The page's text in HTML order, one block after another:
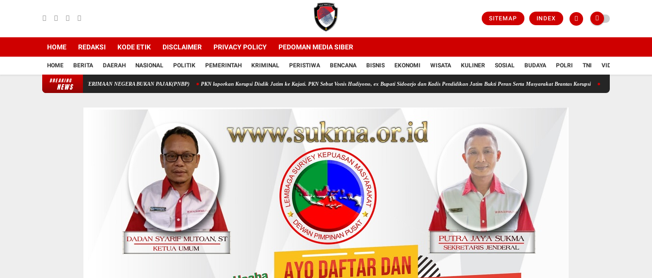
SITEMAP INDEX
HOME REDAKSI KODE ETIK DISCLAIMER PRIVACY POLICY PEDOMAN MEDIA SIBER
HOME BERITA DAERAH NASIONAL POLITIK PEMERINTAH KRIMINAL PERISTIWA BENCANA BISNIS EKONOMI WISATA KULINER SOSIAL BUDAYA POLRI TNI VIDIO
BREAKING
NEWS
MELALUI PENERIMAAN NEGERA BUKAN PAJAK(PNBP) PKN laporkan Korupsi Disdik Jatim ke Kajati. PKN Sebut Vonis Hudiyono, ex Bupati Sidoarjo dan Kadis Pendidikan Jatim Bukti Peran Serta Masyarakat Brantas Korupsi Bongkar Sindikat Buzzer Penyebar